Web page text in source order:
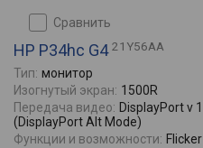
сравнить
HP P34hc G4 21Y56AA
Тип: монитор
Изогнутый экран: 1500R
Передача видео: DisplayPort v
(DisplayPort Alt Mode)
Функции и возможности: